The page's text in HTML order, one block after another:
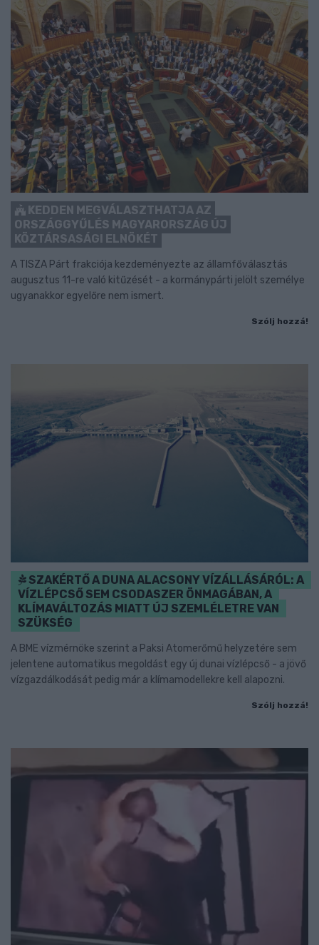
KEDDEN MEGVÁLASZTHATJA AZ
ORSZÁGGYŰLÉS MAGYARORSZÁG ÚJ
KÖZTÁRSASÁGI ELNÖKÉT
A TISZA Párt frakciója kezdeményezte az államfőválasztás
augusztus 11-re való kitűzését - a kormánypárti jelölt személye
ugyanakkor egyelőre nem ismert.
Szólj hozzá!
SZAKÉRTŐ A DUNA ALACSONY VÍZÁLLÁSÁRÓL: A
VÍZLÉPCSŐ SEM CSODASZER ÖNMAGÁBAN, A
KLÍMAVÁLTOZÁS MIATT ÚJ SZEMLÉLETRE VAN
SZÜKSÉG
A BME vízmérnöke szerint a Paksi Atomerőmű helyzetére sem
jelentene automatikus megoldást egy új dunai vízlépcső - a jövő
vízgazdálkodását pedig már a klímamodellekre kell alapozni.
Szólj hozzá!